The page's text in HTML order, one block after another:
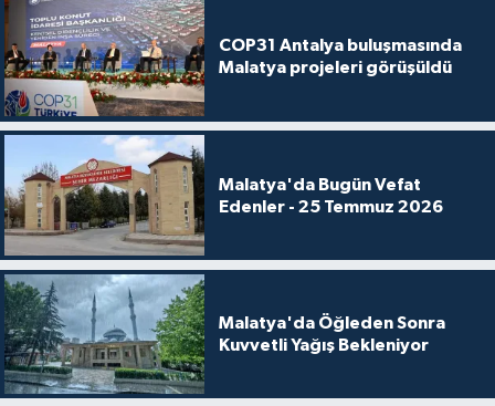
COP31 Antalya buluşmasında
Malatya projeleri görüşüldü
Malatya'da Bugün Vefat
Edenler - 25 Temmuz 2026
Malatya'da Öğleden Sonra
Kuvvetli Yağış Bekleniyor